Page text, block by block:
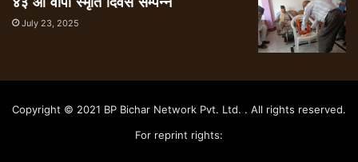
July 23, 2025
Copyright © 2021 BP Bichar Network Pvt. Ltd. . All rights reserved.
For reprint rights: